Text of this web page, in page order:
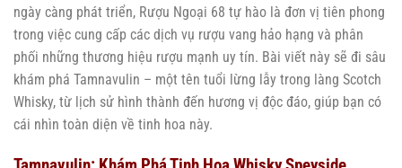
ngày càng phát triển, Rượu Ngoại 68 tự hào là đơn vị tiên phong
trong việc cung cấp các dịch vụ rượu vang hảo hạng và phân
phối những thương hiệu rượu mạnh uy tín. Bài viết này sẽ đi sâu
khám phá Tamnavulin – một tên tuổi lừng lẫy trong làng Scotch
Whisky, từ lịch sử hình thành đến hương vị độc đáo, giúp bạn có
cái nhìn toàn diện về tinh hoa này.